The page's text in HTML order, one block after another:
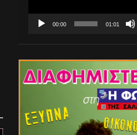
00:00 01:01